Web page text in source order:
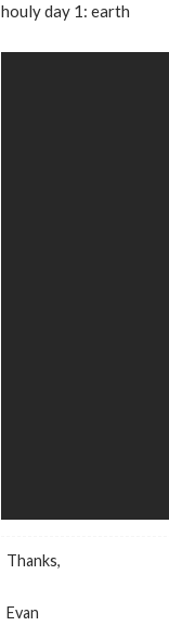
houly day 1: earth
Thanks,
Evan